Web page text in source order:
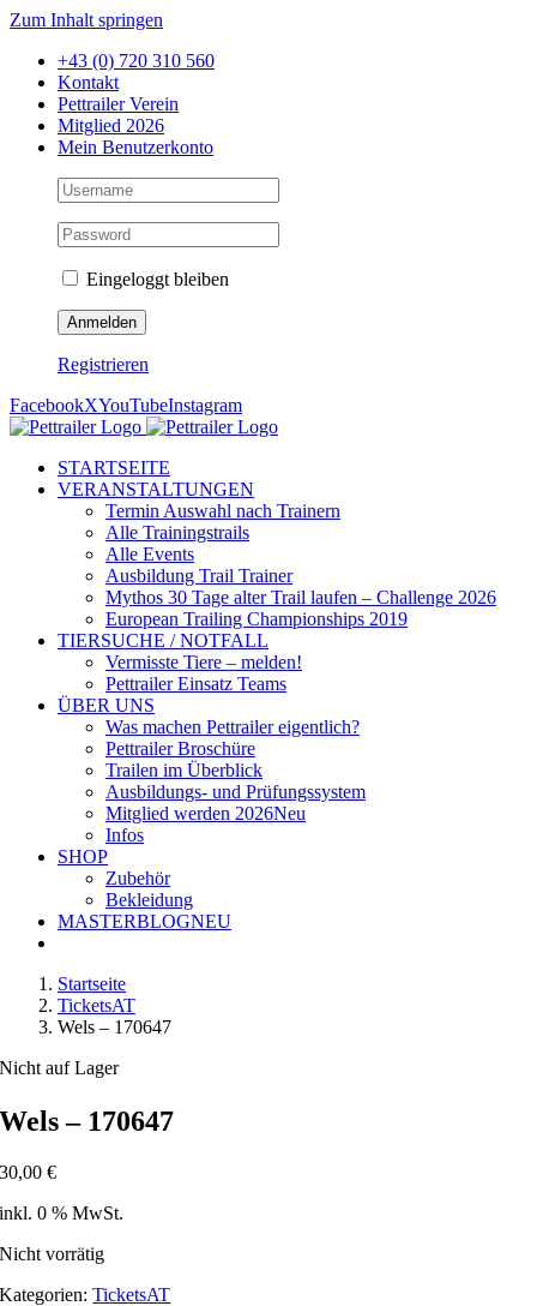
Zum Inhalt springen
+43 (0) 720 310 560
Kontakt
Pettrailer Verein
Mitglied 2026
Mein Benutzerkonto
Eingeloggt bleiben
Registrieren
FacebookXYouTubeInstagram
STARTSEITE
VERANSTALTUNGEN
Termin Auswahl nach Trainern
Alle Trainingstrails
Alle Events
Ausbildung Trail Trainer
Mythos 30 Tage alter Trail laufen – Challenge 2026
European Trailing Championships 2019
TIERSUCHE / NOTFALL
Vermisste Tiere – melden!
Pettrailer Einsatz Teams
ÜBER UNS
Was machen Pettrailer eigentlich?
Pettrailer Broschüre
Trailen im Überblick
Ausbildungs- und Prüfungssystem
Mitglied werden 2026Neu
Infos
SHOP
Zubehör
Bekleidung
MASTERBLOGNEU
Startseite
TicketsAT
Wels – 170647
Nicht auf Lager
Wels – 170647
30,00€
inkl. 0 % MwSt.
Nicht vorrätig
Kategorien:TicketsAT